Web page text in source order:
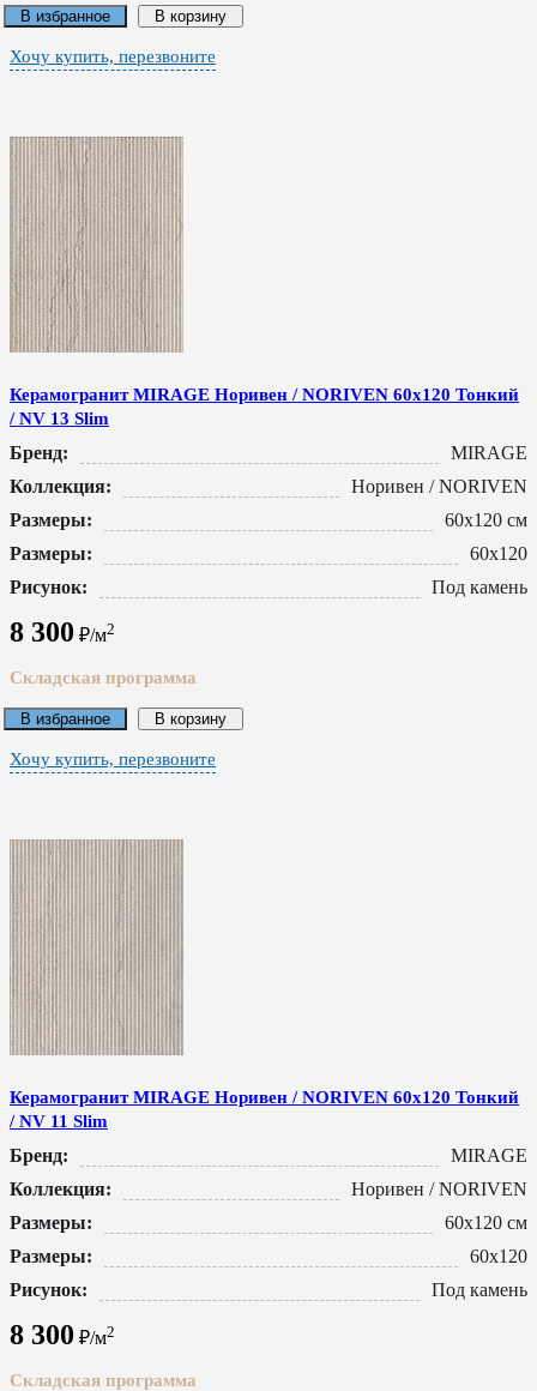
В избранное В корзину
Хочу купить, перезвоните
Керамогранит MIRAGE Норивен / NORIVEN 60x120 Тонкий
/ NV 13 Slim
Бренд:
MIRAGE
Коллекция:
Норивен / NORIVEN
Размеры:
60x120 см
Размеры:
60x120
Рисунок:
Под камень
8 300 ₽/м2
Складская программа
В избранное В корзину
Хочу купить, перезвоните
Керамогранит MIRAGE Норивен / NORIVEN 60x120 Тонкий
/ NV 11 Slim
Бренд:
MIRAGE
Коллекция:
Норивен / NORIVEN
Размеры:
60x120 см
Размеры:
60x120
Рисунок:
Под камень
8 300 ₽/м2
Складская программа